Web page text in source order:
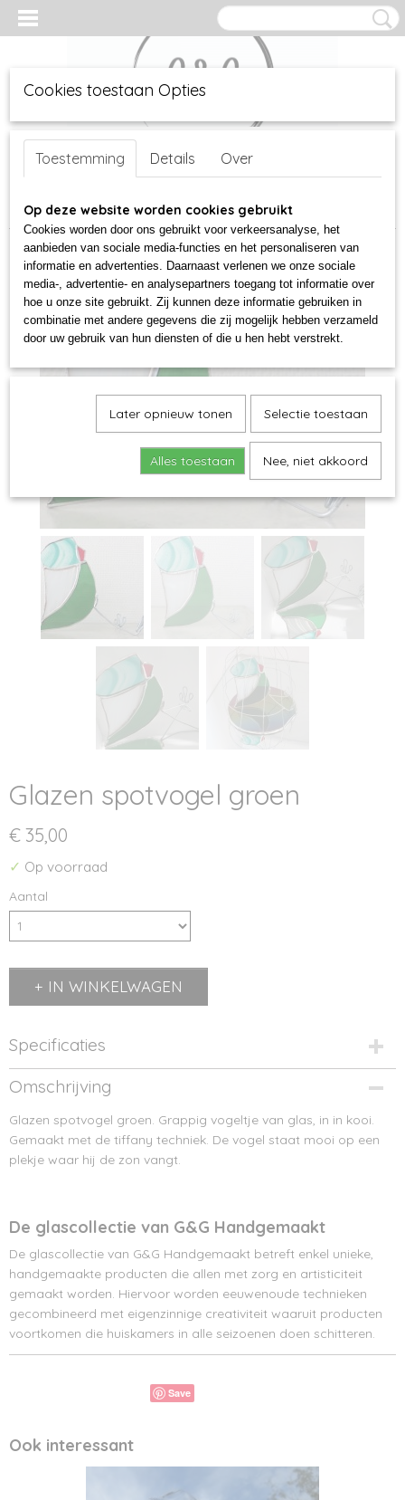
Inloggen Registreren
UW WINKELWAGEN
Home >glas>glazen vogels>Glazen spotvogel groen
Glazen spotvogel groen
€ 35,00
✓ Op voorraad
Aantal
IN WINKELWAGEN
Specificaties
Afmetingen (l,b,h)
17 x 8 x 15 cm
Omschrijving
Glazen spotvogel groen. Grappig vogeltje van glas, in in kooi.
Gemaakt met de tiffany techniek. De vogel staat mooi op een
plekje waar hij de zon vangt.
De glascollectie van G&G Handgemaakt
De glascollectie van G&G Handgemaakt betreft enkel unieke,
handgemaakte producten die allen met zorg en artisticiteit
gemaakt worden. Hiervoor worden eeuwenoude technieken
gecombineerd met eigenzinnige creativiteit waaruit producten
voortkomen die huiskamers in alle seizoenen doen schitteren.
Save
Ook interessant
Cookies toestaan Opties
Toestemming Details Over
Op deze website worden cookies gebruikt
Cookies worden door ons gebruikt voor verkeersanalyse, het
aanbieden van sociale media-functies en het personaliseren van
informatie en advertenties. Daarnaast verlenen we onze sociale
media-, advertentie- en analysepartners toegang tot informatie over
hoe u onze site gebruikt. Zij kunnen deze informatie gebruiken in
combinatie met andere gegevens die zij mogelijk hebben verzameld
door uw gebruik van hun diensten of die u hen hebt verstrekt.
Later opnieuw tonen Selectie toestaan
Alles toestaan Nee, niet akkoord